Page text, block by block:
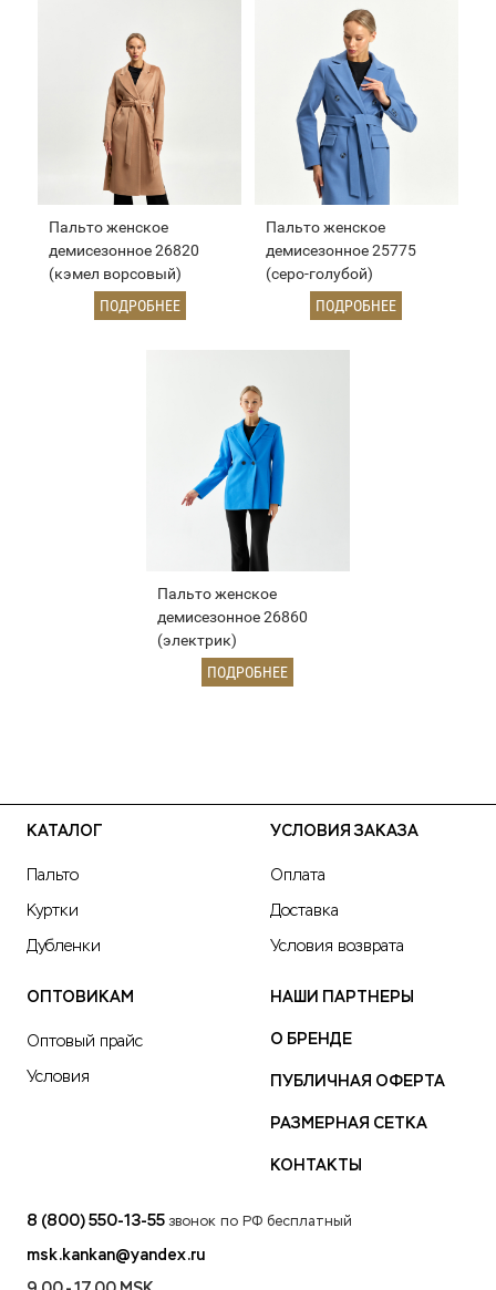
Пальто женское
демисезонное 26820
(кэмел ворсовый)
ПОДРОБНЕЕ
Пальто женское
демисезонное 25775
(серо-голубой)
ПОДРОБНЕЕ
Пальто женское
демисезонное 26860
(электрик)
ПОДРОБНЕЕ
КАТАЛОГ
Пальто
Куртки
Дубленки
УСЛОВИЯ ЗАКАЗА
Оплата
Доставка
Условия возврата
ОПТОВИКАМ
Оптовый прайс
Условия
НАШИ ПАРТНЕРЫ
О БРЕНДЕ
ПУБЛИЧНАЯ ОФЕРТА
РАЗМЕРНАЯ СЕТКА
КОНТАКТЫ
8 (800) 550-13-55 звонок по РФ бесплатный
msk.kankan@yandex.ru